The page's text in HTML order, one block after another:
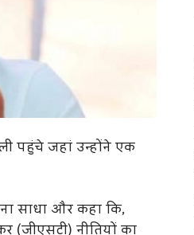
पहुंचे जहां उन्होंने एक
साधा और कहा कि,